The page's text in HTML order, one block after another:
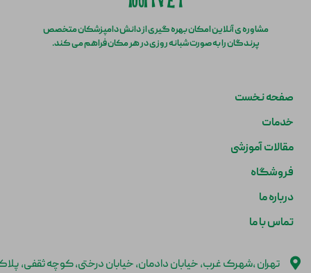
مشاوره ی آنلاین امکان بهره گیری از دانش دامپزشکان متخصص
پرندگان را به صورت شبانه روزی در هر مکان فراهم می کند.
صفحه نخست
خدمات
مقالات آموزشی
فروشگاه
درباره ما
تماس با ما
تهران ،شهرک غرب، خیابان دادمان، خیابان درختی، کوچه ثقفی،